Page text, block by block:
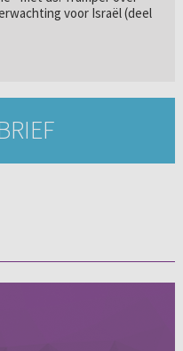
voor Israël (deel